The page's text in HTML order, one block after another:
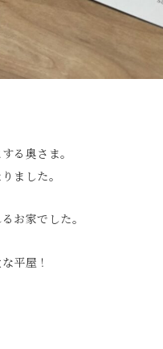
る奥さま。
ました。
お家でした。
平屋！